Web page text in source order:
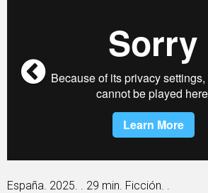
España. 2025. . 29 min. Ficción. .